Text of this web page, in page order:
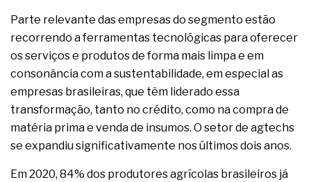
Parte relevante das empresas do segmento estão
recorrendo a ferramentas tecnológicas para oferecer
os serviços e produtos de forma mais limpa e em
consonância com a sustentabilidade, em especial as
empresas brasileiras, que têm liderado essa
transformação, tanto no crédito, como na compra de
matéria prima e venda de insumos. O setor de agtechs
se expandiu significativamente nos últimos dois anos.
Em 2020, 84% dos produtores agrícolas brasileiros já